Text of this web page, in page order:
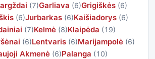
(7)Garliava (6)Grigiškės (6)
(6)Jurbarkas (6)Kaišiadorys (6)
(7)Kelmė (8)Klaipėda (19)
(6)Lentvaris (6)Marijampolė (6)
Akmenė (6)Palanga (10)